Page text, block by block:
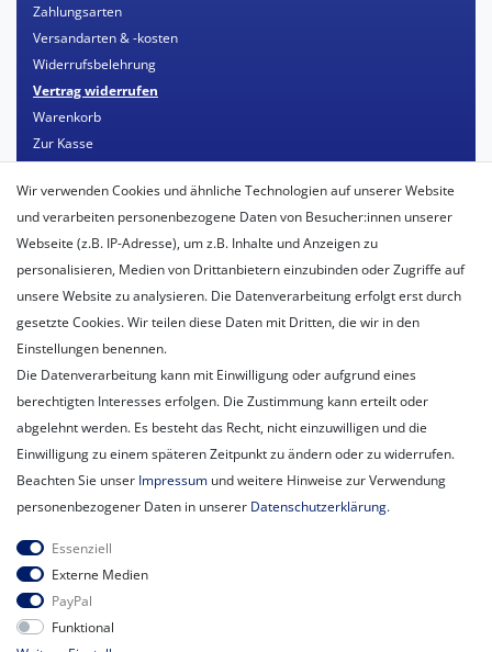
Zahlungsarten
Versandarten & -kosten
Widerrufsbelehrung
Vertrag widerrufen
Warenkorb
Zur Kasse
Mein Konto
Registrieren
Login
Unternehmen
Newsletter
Newsletter
Honig
Hiermit bestätige ich, dass ich die
Meine Einwilligung kann ich jederzeit widerrufen.**
Wir verwenden Cookies und ähnliche Technologien auf unserer Website
und verarbeiten personenbezogene Daten von Besucher:innen unserer
Webseite (z.B. IP-Adresse), um z.B. Inhalte und Anzeigen zu
personalisieren, Medien von Drittanbietern einzubinden oder Zugriffe auf
unsere Website zu analysieren. Die Datenverarbeitung erfolgt erst durch
gesetzte Cookies. Wir teilen diese Daten mit Dritten, die wir in den
Einstellungen benennen.
Die Datenverarbeitung kann mit Einwilligung oder aufgrund eines
berechtigten Interesses erfolgen. Die Zustimmung kann erteilt oder
abgelehnt werden. Es besteht das Recht, nicht einzuwilligen und die
Einwilligung zu einem späteren Zeitpunkt zu ändern oder zu widerrufen.
Beachten Sie unser Impressum und weitere Hinweise zur Verwendung
personenbezogener Daten in unserer Daten­schutz­erklärung.
Essenziell
Externe Medien
PayPal
Funktional